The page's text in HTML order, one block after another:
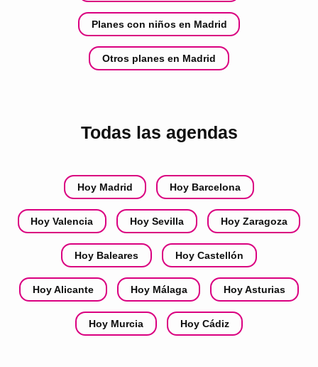
Planes con niños en Madrid
Otros planes en Madrid
Todas las agendas
Hoy Madrid Hoy Barcelona
Hoy Valencia Hoy Sevilla Hoy Zaragoza
Hoy Baleares Hoy Castellón
Hoy Alicante Hoy Málaga Hoy Asturias
Hoy Murcia Hoy Cádiz